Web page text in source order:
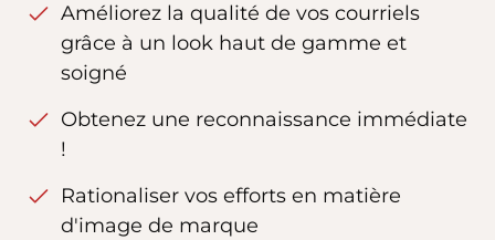
Améliorez la qualité de vos courriels
grâce à un look haut de gamme et
soigné
Obtenez une reconnaissance immédiate
!
Rationaliser vos efforts en matière
d'image de marque